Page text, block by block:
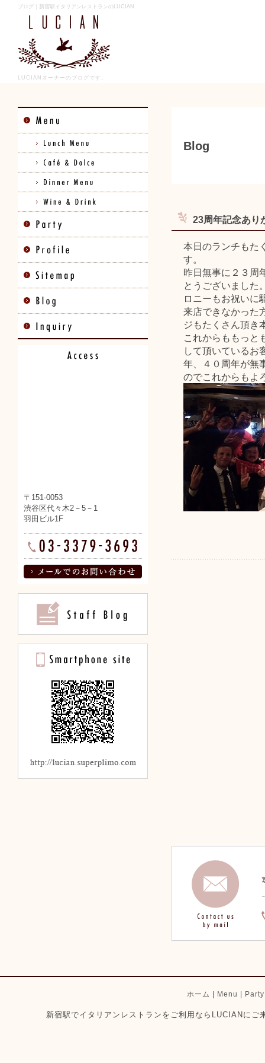
ブログ｜新宿駅イタリアンレストランのLUCIAN
LUCIANオーナーのブログです。
Blog
23周年記念あり
本日のランチもた
す。
昨日無事に２３周
とうございました
ロニーもお祝いに
来店できなかった
ジもたくさん頂
これからももっと
して頂いているお
年、４０周年が無
のでこれからもよ
〒151-0053
渋谷区代々木2－5－1
羽田ビル1F
ホーム Menu
新宿駅でイタリアンレストランをご利用ならLUCIANに